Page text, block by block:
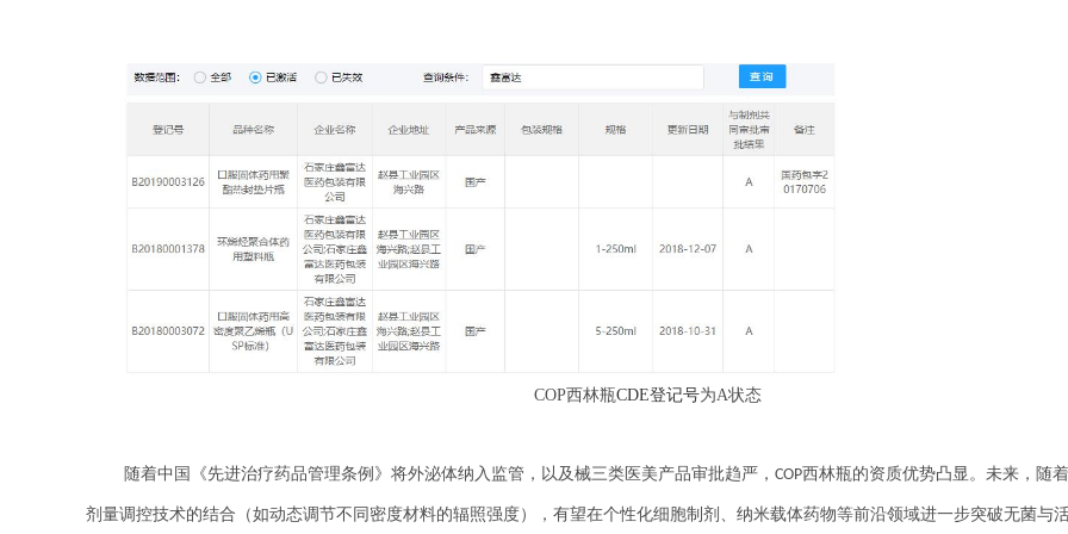
COP西林瓶CDE登记号为A状态
随着中国《先进治疗药品管理条例》将外泌体纳入监管，以及械三类医美产品审批趋严， COP西林瓶的资质优势凸显。未来，随
剂量调控技术的结合（如动态调节不同密度材料的辐照强度）， 有望在个性化细胞制剂、纳米载体药物等前沿领域进一步突破无菌与